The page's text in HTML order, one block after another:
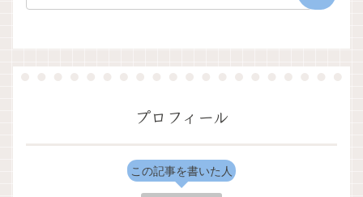
プロフィール
この記事を書いた人